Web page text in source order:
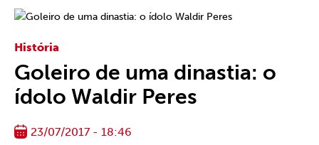
História
Goleiro de uma dinastia: o
ídolo Waldir Peres
23/07/2017 - 18:46